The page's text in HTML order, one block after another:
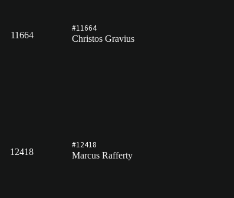
11664
#11664
Christos Gravius
12418
#12418
Marcus Rafferty